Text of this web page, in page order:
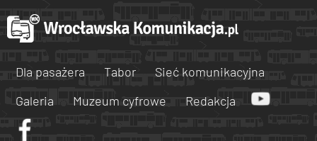
Dla pasażera Tabor
Sieć komunikacyjna
Galeria
Muzeum cyfrowe Redakcja